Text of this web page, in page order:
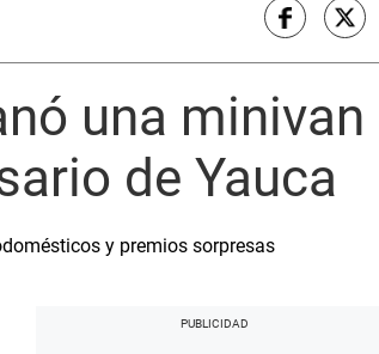
una minivan
de Yauca
y premios sorpresas